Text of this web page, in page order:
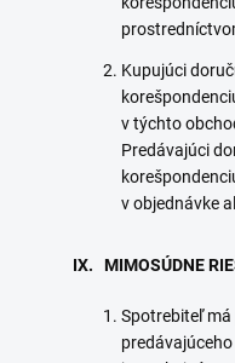
Kupujúci
v týchto
Predávajúci
v objednávke
IX. MIMOSÚDNE
Spotrebiteľ